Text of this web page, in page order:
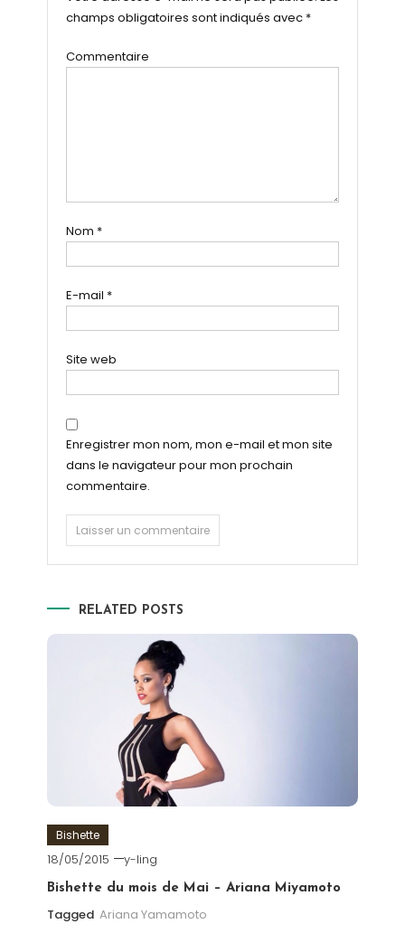
champs obligatoires sont indiqués avec *
Commentaire
Nom *
E-mail *
Site web
Enregistrer mon nom, mon e-mail et mon site
dans le navigateur pour mon prochain
commentaire.
RELATED POSTS
Bishette
18/05/2015 y-ling
Bishette du mois de Mai – Ariana Miyamoto
Tagged Ariana Yamamoto